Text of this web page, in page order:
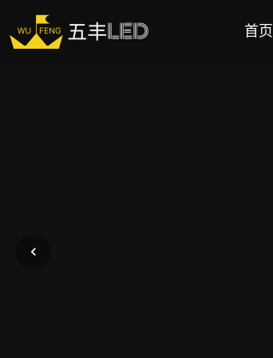
首页